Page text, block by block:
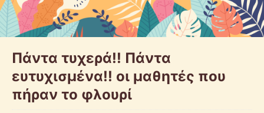
Πάντα τυχερά!! Πάντα
ευτυχισμένα!! οι μαθητές που
πήραν το φλουρί